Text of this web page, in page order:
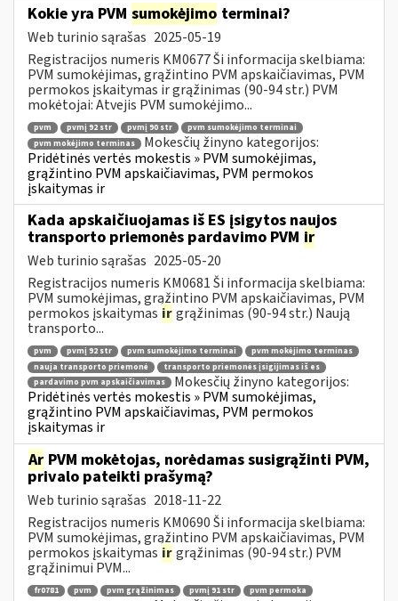
Kokie yra PVM sumokėjimo terminai?
Web turinio sąrašas 2025-05-19
Registracijos numeris KM0677 Ši informacija skelbiama:
PVM sumokėjimas, grąžintino PVM apskaičiavimas, PVM
permokos įskaitymas ir grąžinimas (90-94 str.) PVM
mokėtojai: Atvejis PVM sumokėjimo...
pvm pvmį 92 str pvmį 90 str
pvm sumokėjimo terminai
pvm mokėjimo terminas
Mokesčių žinyno kategorijos:
Pridėtinės vertės mokestis » PVM sumokėjimas,
grąžintino PVM apskaičiavimas, PVM permokos
įskaitymas ir
Kada apskaičiuojamas iš ES įsigytos naujos
transporto priemonės pardavimo PVM ir
Web turinio sąrašas 2025-05-20
Registracijos numeris KM0681 Ši informacija skelbiama:
PVM sumokėjimas, grąžintino PVM apskaičiavimas, PVM
permokos įskaitymas irgrąžinimas (90-94 str.) Naują
transporto...
pvm pvmį 92 str pvm sumokėjimo terminai
pvm mokėjimo terminas
nauja transporto priemonė
transporto priemonės įsigijimas iš es
pardavimo pvm apskaičiavimas
Mokesčių žinyno kategorijos:
Pridėtinės vertės mokestis » PVM sumokėjimas,
grąžintino PVM apskaičiavimas, PVM permokos
įskaitymas ir
Ar PVM mokėtojas, norėdamas susigrąžinti PVM,
privalo pateikti prašymą?
Web turinio sąrašas 2018-11-22
Registracijos numeris KM0690 Ši informacija skelbiama:
PVM sumokėjimas, grąžintino PVM apskaičiavimas, PVM
permokos įskaitymas irgrąžinimas (90-94 str.) PVM
grąžinimui PVM...
fr0781 pvm pvm grąžinimas pvmį 91 str
pvm permoka